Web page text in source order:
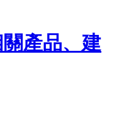
產品、建